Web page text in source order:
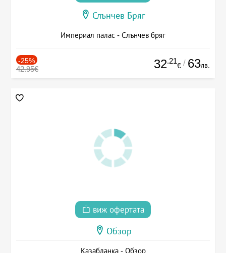
Слънчев Бряг
Империал палас - Слънчев бряг
-25%
42.95€ 32.21
€ / 63лв.
виж офертата
Обзор
Казабланка - Обзор